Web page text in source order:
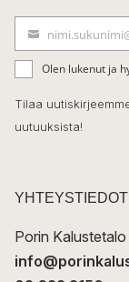
e
b
o
o
k
ä
h
k
t
Olen lukenut ja
Tilaa
uutuuksista!
YHTEYSTIEDOT
Porin Kalustetalo